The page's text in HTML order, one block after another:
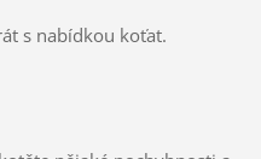
s nabídkou koťat.